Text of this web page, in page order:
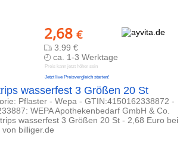
2,68 €
3.99 €
ca. 1-3 Werktage
Preis kann jetzt höher sein
Jetzt live Preisvergleich starten!
wasserfest 3 Größen 20 St
Pflaster - Wepa - GTIN:4150162338872 -
WEPA Apothekenbedarf GmbH & Co.
wasserfest 3 Größen 20 St - 2,68 Euro bei
billiger.de